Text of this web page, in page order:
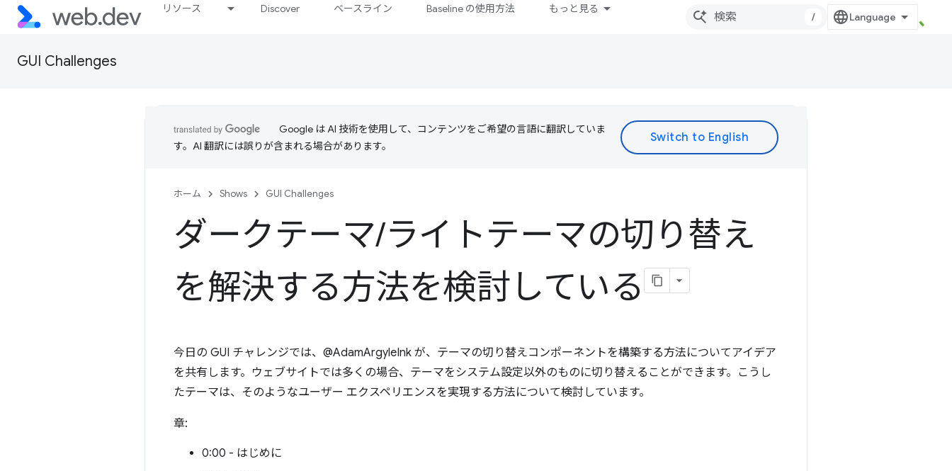
リソース Discover ベースライン Baseline の使用方法 もっと見る
/
GUI Challenges
Google は AI 技術を使用して、コンテンツをご希望の言語に翻訳していま
す。AI 翻訳には誤りが含まれる場合があります。
ホーム Shows GUI Challenges
ダークテーマ/ライトテーマの切り替え
を解決する方法を検討している
今日の GUI チャレンジでは、@AdamArgyleInk が、テーマの切り替えコンポーネントを構築する方法についてアイデア
を共有します。ウェブサイトでは多くの場合、テーマをシステム設定以外のものに切り替えることができます。こうし
たテーマは、そのようなユーザー エクスペリエンスを実現する方法について検討しています。
章:
0:00 - はじめに